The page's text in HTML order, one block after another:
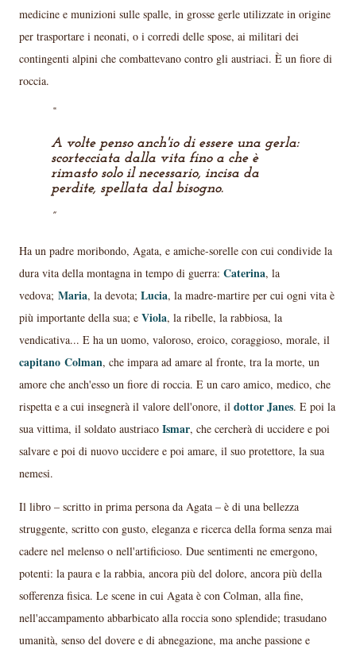
medicine e munizioni sulle spalle, in grosse gerle utilizzate in origine
per trasportare i neonati, o i corredi delle spose, ai militari dei
contingenti alpini che combattevano contro gli austriaci. È un fiore di
roccia.
A volte penso anch'io di essere una gerla:
scortecciata dalla vita fino a che è
rimasto solo il necessario, incisa da
perdite, spellata dal bisogno.
Ha un padre moribondo, Agata, e amiche-sorelle con cui condivide la
dura vita della montagna in tempo di guerra: Caterina, la
vedova; Maria, la devota; Lucia, la madre-martire per cui ogni vita è
più importante della sua; e Viola, la ribelle, la rabbiosa, la
vendicativa... E ha un uomo, valoroso, eroico, coraggioso, morale, il
capitano Colman, che impara ad amare al fronte, tra la morte, un
amore che anch'esso un fiore di roccia. E un caro amico, medico, che
rispetta e a cui insegnerà il valore dell'onore, il dottor Janes. E poi la
sua vittima, il soldato austriaco Ismar, che cercherà di uccidere e poi
salvare e poi di nuovo uccidere e poi amare, il suo protettore, la sua
nemesi.
Il libro – scritto in prima persona da Agata – è di una bellezza
struggente, scritto con gusto, eleganza e ricerca della forma senza mai
cadere nel melenso o nell'artificioso. Due sentimenti ne emergono,
potenti: la paura e la rabbia, ancora più del dolore, ancora più della
sofferenza fisica. Le scene in cui Agata è con Colman, alla fine,
nell'accampamento abbarbicato alla roccia sono splendide; trasudano
umanità, senso del dovere e di abnegazione, ma anche passione e